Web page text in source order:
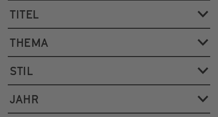
TITEL
THEMA
STIL
JAHR